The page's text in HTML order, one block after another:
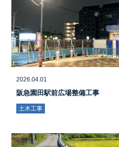
2026.04.01
阪急園田駅前広場整備工事
土木工事